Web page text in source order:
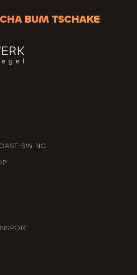
BUM TSCHAKE
SWING